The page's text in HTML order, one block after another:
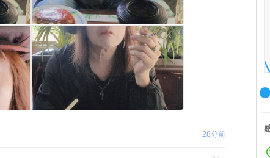
28分前